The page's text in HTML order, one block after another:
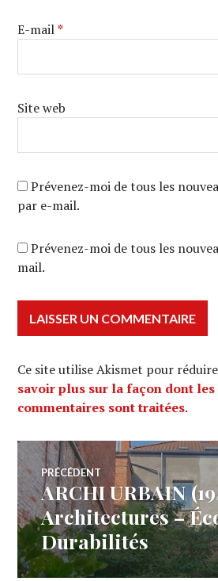
E-mail*
Site web
Prévenez-moi de tous les
par e-mail.
Prévenez-moi de tous les
mail.
Ce site utilise Akismet pour
savoir plus sur la façon dont les
commentaires sont traitées.
Navigation
de
l’article
PRÉCÉDENT
Article
précédent :
ARCHI URBAIN
Architectures –
Durabilités